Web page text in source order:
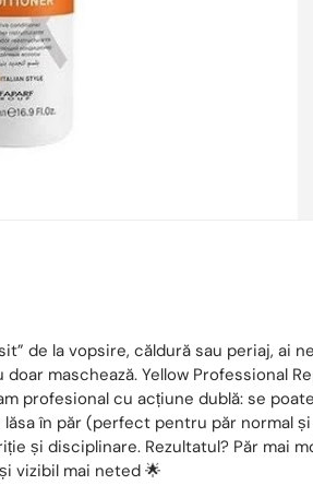
de la vopsire, căldură sau periaj, ai
maschează. Yellow Professional
profesional cu acțiune dublă: se
în păr (perfect pentru păr normal și
și disciplinare. Rezultatul? Păr mai
vizibil mai neted 🌟